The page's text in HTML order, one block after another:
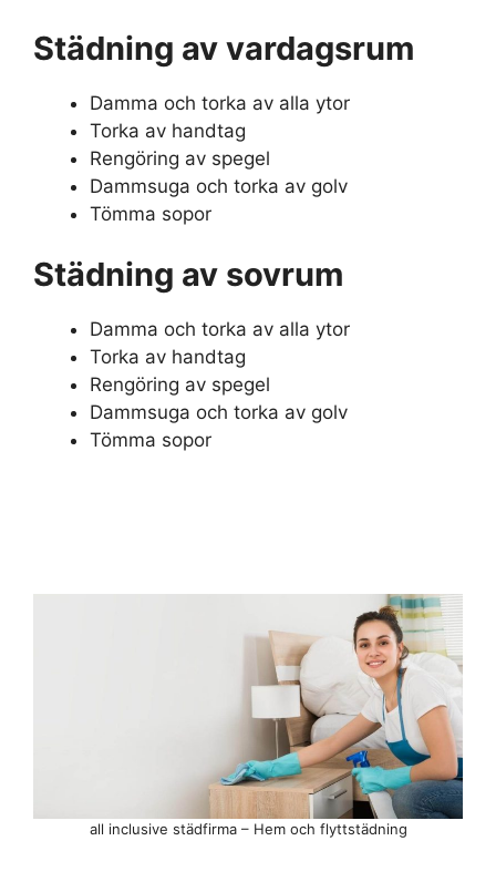
Städning av vardagsrum
Damma och torka av alla ytor
Torka av handtag
Rengöring av spegel
Dammsuga och torka av golv
Tömma sopor
Städning av sovrum
Damma och torka av alla ytor
Torka av handtag
Rengöring av spegel
Dammsuga och torka av golv
Tömma sopor
all inclusive städfirma – Hem och flyttstädning